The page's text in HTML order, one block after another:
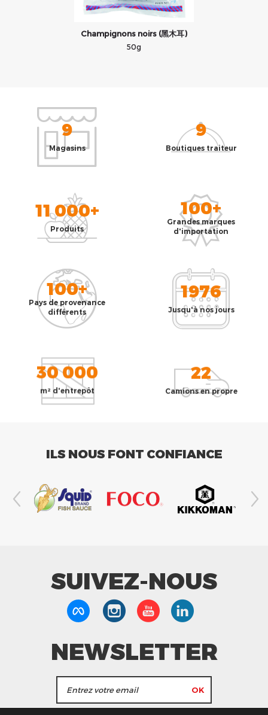
Champignons noirs (黑木耳)
50g
9
Magasins
9
Boutiques traiteur
11 000+
Produits
100+
Grandes marques
d'importation
100+
Pays de provenance
différents
1976
Jusqu'à nos jours
30 000
m² d'entrepôt
22
Camions en propre
ILS NOUS FONT CONFIANCE
SUIVEZ-NOUS
NEWSLETTER